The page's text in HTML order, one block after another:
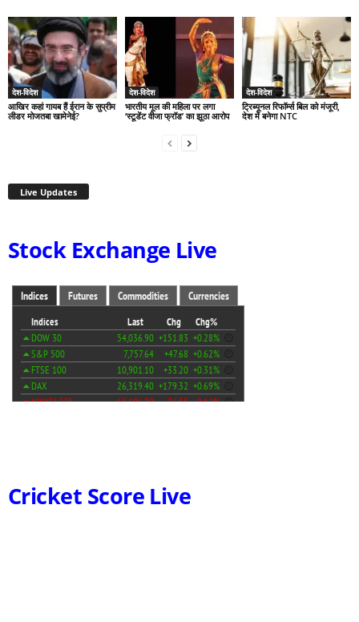
देश-विदेश
आखिर कहां गायब हैं ईरान के सुप्रीम
लीडर मोजतबा खामेनेई?
देश-विदेश
भारतीय मूल की महिला पर लगा
‘स्टूडेंट वीजा फ्रॉड’ का झूठा आरोप
देश-विदेश
ट्रिब्यूनल रिफॉर्म्स बिल को मंजूरी,
देश में बनेगा NTC
Live Updates
Stock Exchange Live
Cricket Score Live